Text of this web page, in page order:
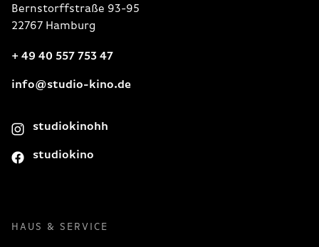
Bernstorffstraße 93-95
22767 Hamburg
+ 49 40 557 753 47
info@studio-kino.de
studiokinohh
studiokino
HAUS & SERVICE